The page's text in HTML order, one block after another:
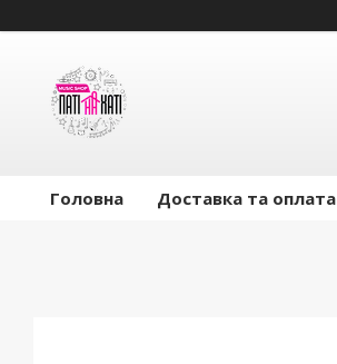
Головна Доставка та оплата